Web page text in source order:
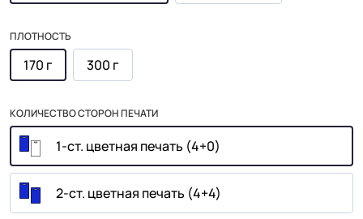
ПЛОТНОСТЬ
170 г 300 г
КОЛИЧЕСТВО СТОРОН ПЕЧАТИ
1-ст. цветная печать (4+0)
2-ст. цветная печать (4+4)